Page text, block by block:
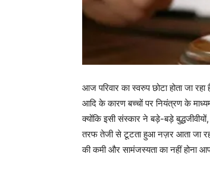
आज परिवार का स्वरुप छोटा होता जा
आदि के कारण बच्चों पर नियंत्रण के
क्योंकि इसी संस्कार ने बड़े-बड़े
तरफ तेजी से टूटता हुआ नज़र आता जा रहा
की कमी और सामंजस्यता का नहीं होना